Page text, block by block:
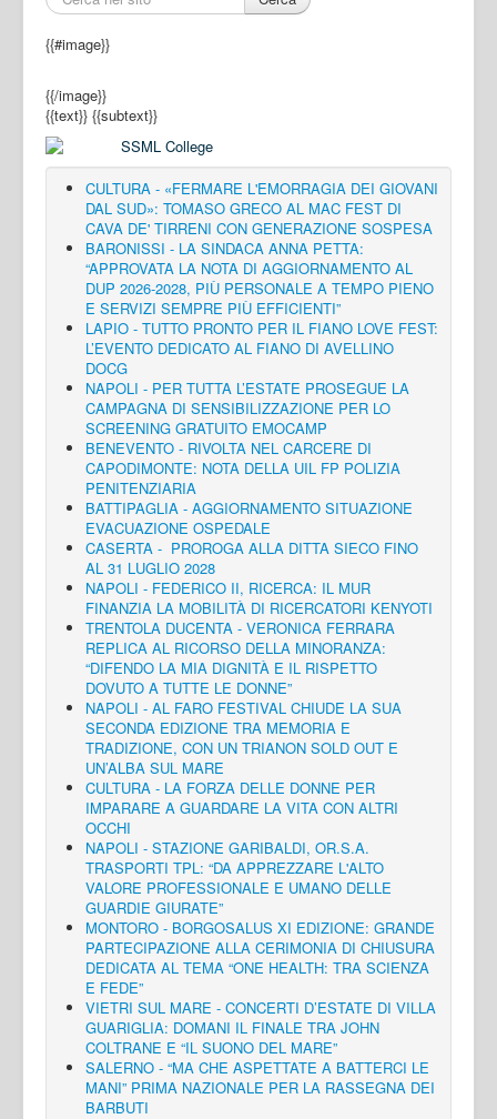
{{#image}}
{{/image}}
{{text}} {{subtext}}
CULTURA - «FERMARE L'EMORRAGIA DEI GIOVANI
DAL SUD»: TOMASO GRECO AL MAC FEST DI
CAVA DE' TIRRENI CON GENERAZIONE SOSPESA
BARONISSI - LA SINDACA ANNA PETTA:
“APPROVATA LA NOTA DI AGGIORNAMENTO AL
DUP 2026-2028, PIÙ PERSONALE A TEMPO PIENO
E SERVIZI SEMPRE PIÙ EFFICIENTI”
LAPIO - TUTTO PRONTO PER IL FIANO LOVE FEST:
L’EVENTO DEDICATO AL FIANO DI AVELLINO
DOCG
NAPOLI - PER TUTTA L’ESTATE PROSEGUE LA
CAMPAGNA DI SENSIBILIZZAZIONE PER LO
SCREENING GRATUITO EMOCAMP
BENEVENTO - RIVOLTA NEL CARCERE DI
CAPODIMONTE: NOTA DELLA UIL FP POLIZIA
PENITENZIARIA
BATTIPAGLIA - AGGIORNAMENTO SITUAZIONE
EVACUAZIONE OSPEDALE
CASERTA - PROROGA ALLA DITTA SIECO FINO
AL 31 LUGLIO 2028
NAPOLI - FEDERICO II, RICERCA: IL MUR
FINANZIA LA MOBILITÀ DI RICERCATORI KENYOTI
TRENTOLA DUCENTA - VERONICA FERRARA
REPLICA AL RICORSO DELLA MINORANZA:
“DIFENDO LA MIA DIGNITÀ E IL RISPETTO
DOVUTO A TUTTE LE DONNE”
NAPOLI - AL FARO FESTIVAL CHIUDE LA SUA
SECONDA EDIZIONE TRA MEMORIA E
TRADIZIONE, CON UN TRIANON SOLD OUT E
UN’ALBA SUL MARE
CULTURA - LA FORZA DELLE DONNE PER
IMPARARE A GUARDARE LA VITA CON ALTRI
OCCHI
NAPOLI - STAZIONE GARIBALDI, OR.S.A.
TRASPORTI TPL: “DA APPREZZARE L'ALTO
VALORE PROFESSIONALE E UMANO DELLE
GUARDIE GIURATE”
MONTORO - BORGOSALUS XI EDIZIONE: GRANDE
PARTECIPAZIONE ALLA CERIMONIA DI CHIUSURA
DEDICATA AL TEMA “ONE HEALTH: TRA SCIENZA
E FEDE”
VIETRI SUL MARE - CONCERTI D’ESTATE DI VILLA
GUARIGLIA: DOMANI IL FINALE TRA JOHN
COLTRANE E “IL SUONO DEL MARE”
SALERNO - “MA CHE ASPETTATE A BATTERCI LE
MANI” PRIMA NAZIONALE PER LA RASSEGNA DEI
BARBUTI